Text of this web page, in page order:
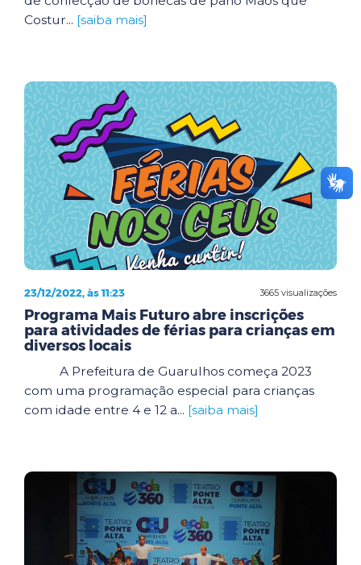
Costur... [saiba mais]
3665 visualizações
23/12/2022, às 11:23
Programa Mais Futuro abre inscrições
para atividades de férias para crianças em
diversos locais
A Prefeitura de Guarulhos começa 2023
com uma programação especial para crianças
com idade entre 4 e 12 a... [saiba mais]